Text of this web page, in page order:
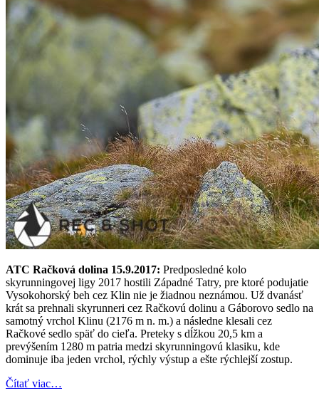
ATC Račková dolina 15.9.2017: Predposledné kolo
skyrunningovej ligy 2017 hostili Západné Tatry, pre ktoré podujatie
Vysokohorský beh cez Klin nie je žiadnou neznámou. Už dvanásť
krát sa prehnali skyrunneri cez Račkovú dolinu a Gáborovo sedlo na
samotný vrchol Klinu (2176 m n. m.) a následne klesali cez
Račkové sedlo späť do cieľa. Preteky s dĺžkou 20,5 km a
prevýšením 1280 m patria medzi skyrunningovú klasiku, kde
dominuje iba jeden vrchol, rýchly výstup a ešte rýchlejší zostup.
Čítať viac…